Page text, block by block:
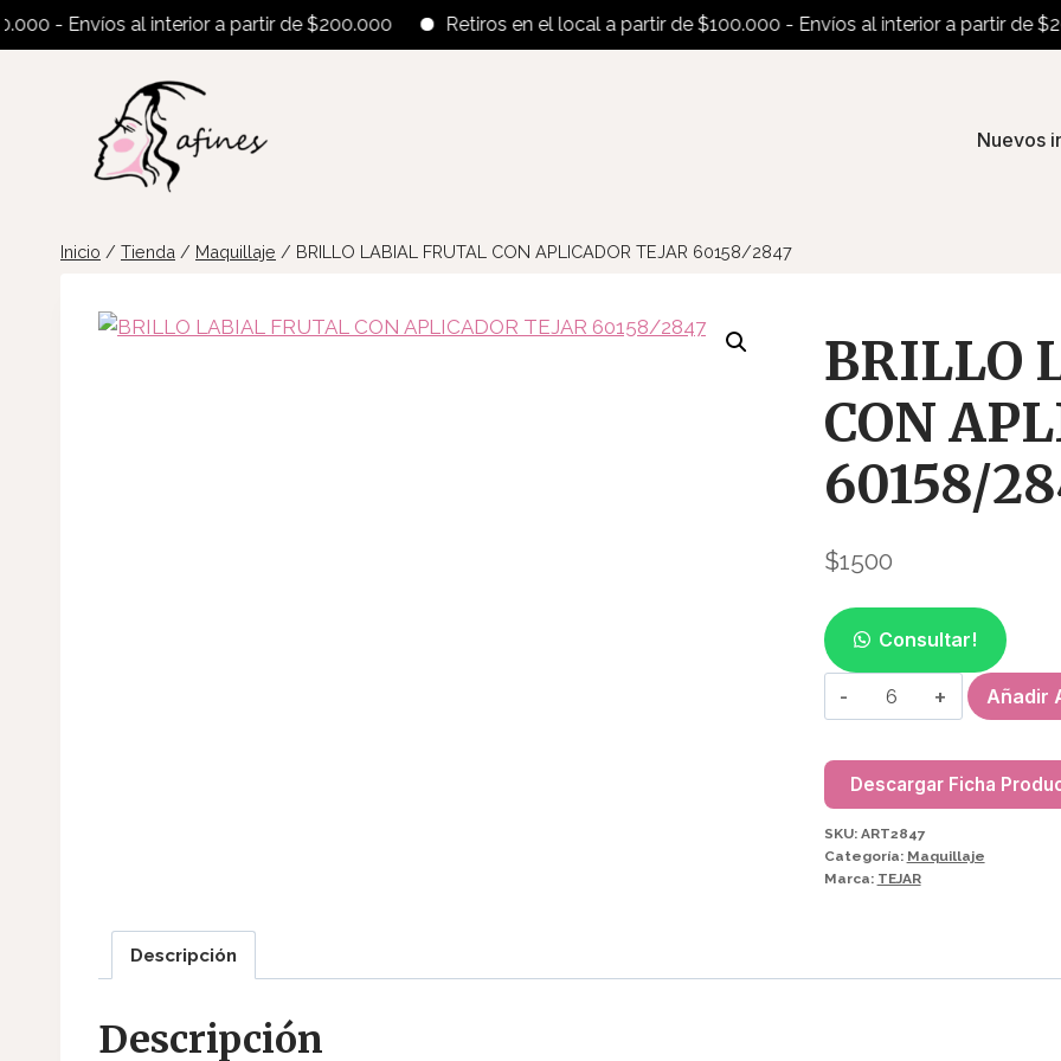
- Envíos al interior a partir de $200.000 Retiros en el local a partir de $100.000 - Envíos al interior a partir de
Nuevos
Inicio / Tienda / Maquillaje / BRILLO LABIAL FRUTAL CON APLICADOR TEJAR 60158/2847
BRILLO
CON
60158/
$1500
Consultar!
BRILLO
LABIAL
CON
APLICADOR
TEJAR
60158/2847
Añadir
Descargar Ficha
SKU: ART2847
Categoría: Maquillaje
Marca: TEJAR
Descripción
Descripción